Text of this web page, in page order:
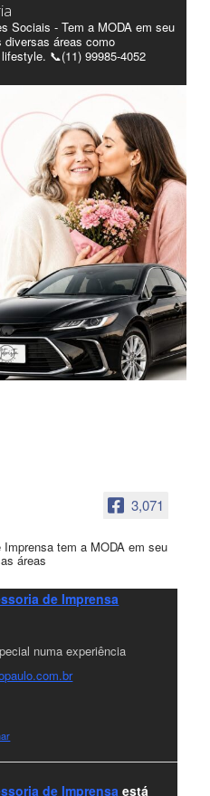
Sociais - Tem a MODA em seu
diversas áreas como
📞(11) 99985-4052
3,071
tem a MODA em seu
áreas
de Imprensa
numa experiência
de Imprensa está